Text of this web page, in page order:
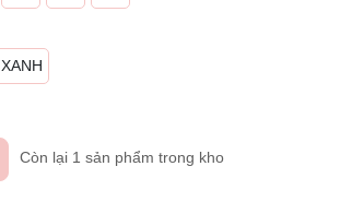
XANH
Còn lại 1 sản phẩm trong kho